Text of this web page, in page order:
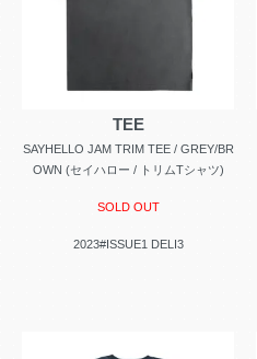
TEE
SAYHELLO JAM TRIM TEE / GREY/BR
OWN (セイハロー / トリムTシャツ)
SOLD OUT
2023#ISSUE1 DELI3